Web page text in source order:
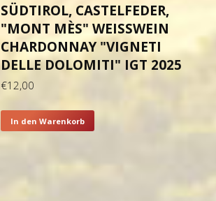
SÜDTIROL, CASTELFEDER,
"MONT MÈS" WEISSWEIN C
HARDONNAY "VIGNETI D
ELLE DOLOMITI" IGT 2025
€12,00
In den Warenkorb